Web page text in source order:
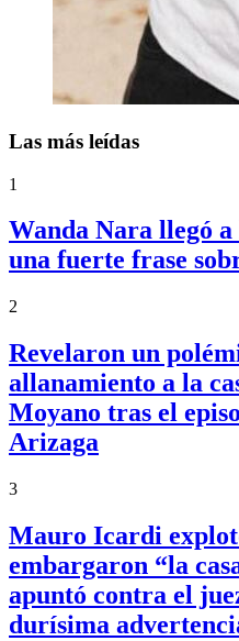
Las más leídas
1
Wanda Nara llegó
una fuerte frase
2
Revelaron un
allanamiento a la
Moyano tras el
Arizaga
3
Mauro Icardi
embargaron “la
apuntó contra el
durísima